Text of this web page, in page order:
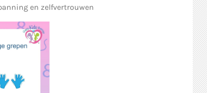
en zelfvertrouwen